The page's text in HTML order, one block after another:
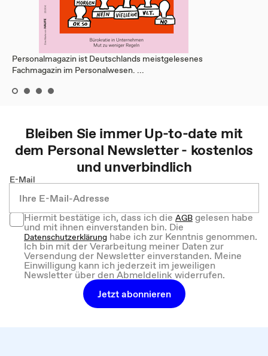
Personalmagazin ist Deutschlands meistgelesenes
Fachmagazin im Personalwesen. ...
Bleiben Sie immer Up-to-date mit
dem Personal Newsletter - kostenlos
und unverbindlich
E-Mail
Hiermit bestätige ich, dass ich dieAGBgelesen habe
und mit ihnen einverstanden bin. Die
Datenschutzerklärung habe ich zur Kenntnis genommen.
Ich bin mit der Verarbeitung meiner Daten zur
Versendung der Newsletter einverstanden. Meine
Einwilligung kann ich jederzeit im jeweiligen
Newsletter über den Abmeldelink widerrufen.
Jetzt abonnieren